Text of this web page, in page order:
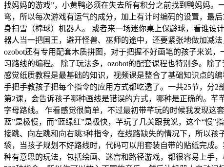
找妈妈的游戏”，小黄鸭必须在失去所有积分之前找到鸭妈妈
弯，所以每次游戏有运气的成分，加上有计时编码的设置，最
身扫雪（棉球）机器人。 或者来一场迷你桌上保龄球，看谁设
器人当一把国王，避开怪兽、巫师的途中，还要紧张地做加减
ozobot还有专用配套木质拼图，对于把握不好画笔的孩子来说
习路线的编程。 除了玩法多，ozobot的配套课程也特别多。除
感觉纸质教程是最基础的知识，视频课是整合了基础知识点的
手把手教孩子把每个指令的应用方式都吃透了。一共25节，分
第2课，会告诉孩子哪种画线是错误的方式，哪种是正确的。
字母路线。 乍看感觉很简单，不过最初带芊玩的时候我发现这
蓝”是极慢，而“蓝绿红”是极快，芊玩了几关跟我说，这个“慢
接跳、向左跳和向右跳3种指令，在线路缺失的情况下，所以
袋，当孩子规划不好路线时，代码可以用套装自带的贴纸完成
种有意思的玩法，包括绘画、迷宫和路径游戏，都很容易上手